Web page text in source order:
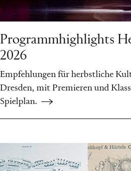
Programmhighlights
2026
Empfehlungen für herbstliche
Dresden, mit Premieren und
Spielplan.